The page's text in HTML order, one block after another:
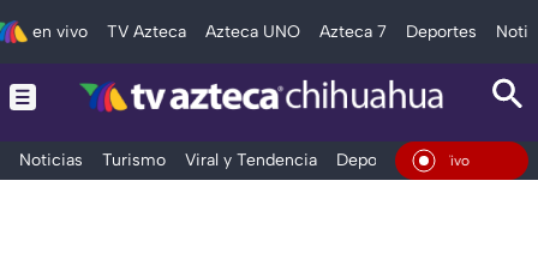
en vivo TV Azteca Azteca UNO Azteca 7 Deportes
Noticias Turismo Viral y Tendencia Deportes Espectáculos
En Vivo